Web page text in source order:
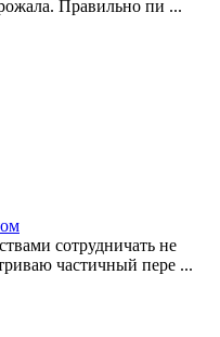
Правильно пи ...
сотрудничать не
частичный пере ...